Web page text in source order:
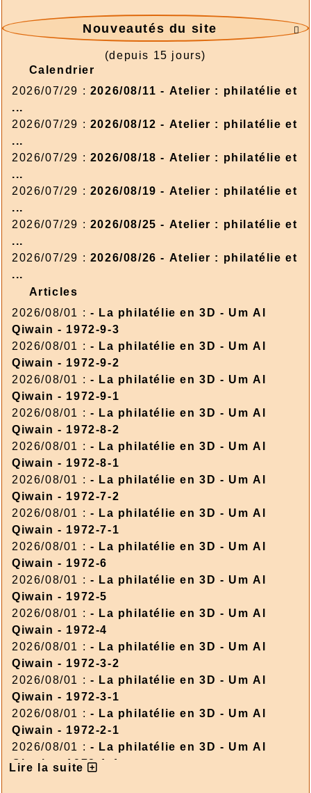

Nouveautés du site
(depuis 15 jours)
Calendrier
2026/07/29 : 2026/08/11 - Atelier : philatélie et
...
2026/07/29 : 2026/08/12 - Atelier : philatélie et
...
2026/07/29 : 2026/08/18 - Atelier : philatélie et
...
2026/07/29 : 2026/08/19 - Atelier : philatélie et
...
2026/07/29 : 2026/08/25 - Atelier : philatélie et
...
2026/07/29 : 2026/08/26 - Atelier : philatélie et
...
Articles
2026/08/01 : - La philatélie en 3D - Um Al
Qiwain - 1972-9-3
2026/08/01 : - La philatélie en 3D - Um Al
Qiwain - 1972-9-2
2026/08/01 : - La philatélie en 3D - Um Al
Qiwain - 1972-9-1
2026/08/01 : - La philatélie en 3D - Um Al
Qiwain - 1972-8-2
2026/08/01 : - La philatélie en 3D - Um Al
Qiwain - 1972-8-1
2026/08/01 : - La philatélie en 3D - Um Al
Qiwain - 1972-7-2
2026/08/01 : - La philatélie en 3D - Um Al
Qiwain - 1972-7-1
2026/08/01 : - La philatélie en 3D - Um Al
Qiwain - 1972-6
2026/08/01 : - La philatélie en 3D - Um Al
Qiwain - 1972-5
2026/08/01 : - La philatélie en 3D - Um Al
Qiwain - 1972-4
2026/08/01 : - La philatélie en 3D - Um Al
Qiwain - 1972-3-2
2026/08/01 : - La philatélie en 3D - Um Al
Qiwain - 1972-3-1
2026/08/01 : - La philatélie en 3D - Um Al
Qiwain - 1972-2-1
2026/08/01 : - La philatélie en 3D - Um Al
Qiwain - 1972-1-1
Lire la suite